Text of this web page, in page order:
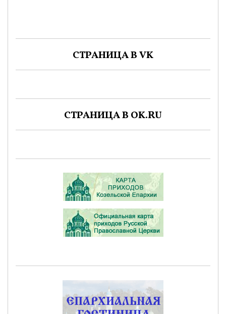
СТРАНИЦА В VK
СТРАНИЦА В OK.RU